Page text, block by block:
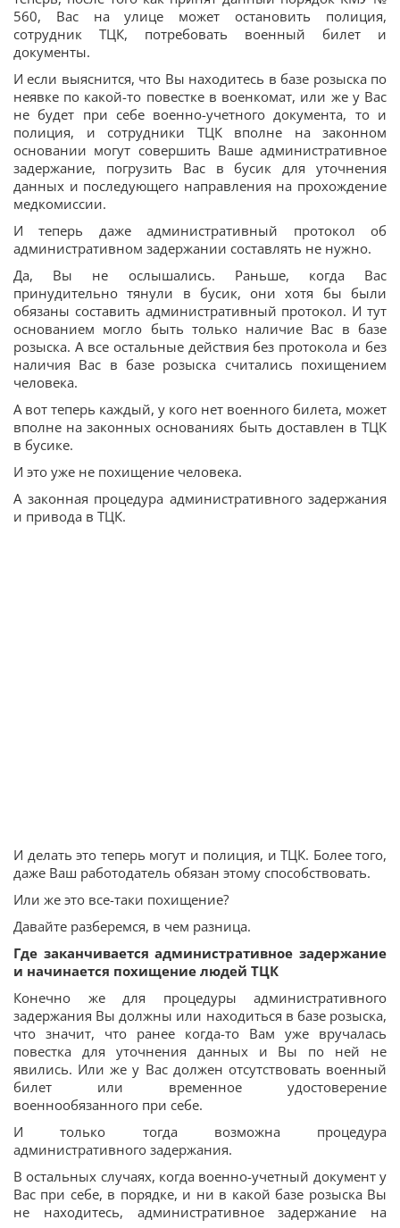
560, Вас на улице может остановить полиция,
сотрудник ТЦК, потребовать военный билет и
документы.
И если выяснится, что Вы находитесь в базе розыска по
неявке по какой-то повестке в военкомат, или же у Вас
не будет при себе военно-учетного документа, то и
полиция, и сотрудники ТЦК вполне на законном
основании могут совершить Ваше административное
задержание, погрузить Вас в бусик для уточнения
данных и последующего направления на прохождение
медкомиссии.
И теперь даже административный протокол об
административном задержании составлять не нужно.
Да, Вы не ослышались. Раньше, когда Вас
принудительно тянули в бусик, они хотя бы были
обязаны составить административный протокол. И тут
основанием могло быть только наличие Вас в базе
розыска. А все остальные действия без протокола и без
наличия Вас в базе розыска считались похищением
человека.
А вот теперь каждый, у кого нет военного билета, может
вполне на законных основаниях быть доставлен в ТЦК
в бусике.
И это уже не похищение человека.
А законная процедура административного задержания
и привода в ТЦК.
И делать это теперь могут и полиция, и ТЦК. Более того,
даже Ваш работодатель обязан этому способствовать.
Или же это все-таки похищение?
Давайте разберемся, в чем разница.
Где заканчивается административное задержание
и начинается похищение людей ТЦК
Конечно же для процедуры административного
задержания Вы должны или находиться в базе розыска,
что значит, что ранее когда-то Вам уже вручалась
повестка для уточнения данных и Вы по ней не
явились. Или же у Вас должен отсутствовать военный
билет или временное удостоверение
военнообязанного при себе.
И только тогда возможна процедура
административного задержания.
В остальных случаях, когда военно-учетный документ у
Вас при себе, в порядке, и ни в какой базе розыска Вы
не находитесь, административное задержание на